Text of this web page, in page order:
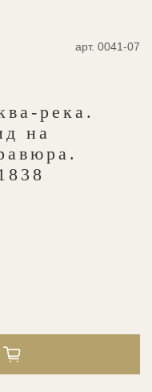
арт. 0041-07
река.
на